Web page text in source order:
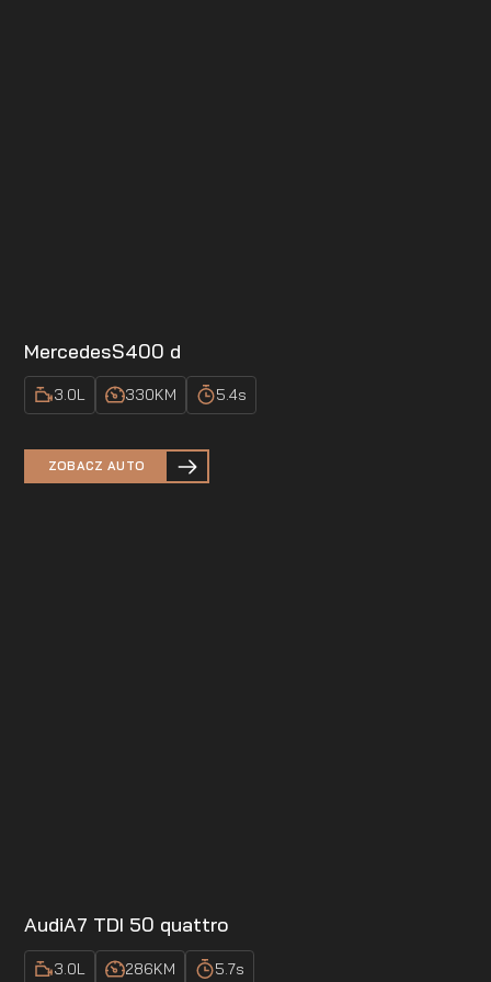
MercedesS400 d
3.0L 330KM 5.4s
ZOBACZ AUTO
AudiA7 TDI 50 quattro
3.0L 286KM 5.7s